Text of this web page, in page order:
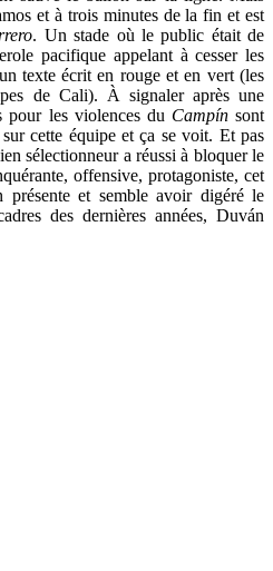
et à trois minutes de la fin et est
. Un stade où le public était de
pacifique appelant à cesser les
texte écrit en rouge et en vert (les
de Cali). À signaler après une
pour les violences du Campínsont
cette équipe et ça se voit. Et pas
sélectionneur a réussi à bloquer le
offensive, protagoniste, cet
présente et semble avoir digéré le
des dernières années, Duván